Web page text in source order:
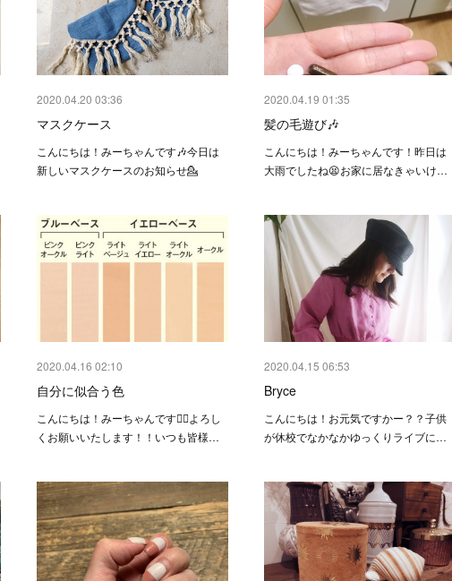
2020.04.20 03:36
マスクケース
こんにちは！みーちゃんです🎶今日は
新しいマスクケースのお知らせ💁
2020.04.19 01:35
髪の毛遊び🎶
こんにちは！みーちゃんです！昨日は
大雨でしたね😫お家に居なきゃいけ…
2020.04.16 02:10
自分に似合う色
こんにちは！みーちゃんです🙋‍♀️よろし
くお願いいたします！！いつも皆様…
2020.04.15 06:53
Bryce
こんにちは！お元気ですかー？？子供
が休校でなかなかゆっくりライブに…